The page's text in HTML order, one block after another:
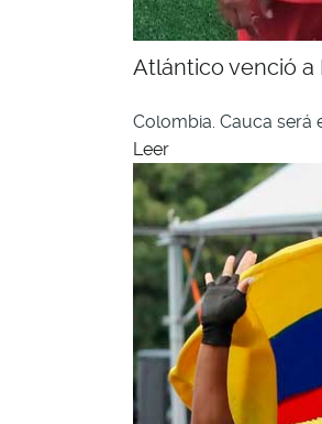
Atlántico venció a
Colombia. Cauca será
Leer